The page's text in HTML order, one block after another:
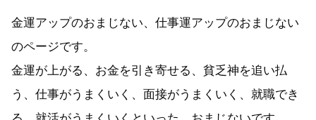
金運アップのおまじない、仕事運アップのおまじない
のページです。
金運が上がる、お金を引き寄せる、貧乏神を追い払
う、仕事がうまくいく、面接がうまくいく、就職でき